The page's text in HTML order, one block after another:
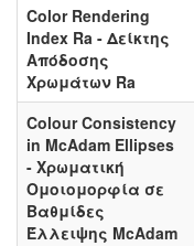
Color Rendering
Index Ra - Δείκτης
Απόδοσης
Χρωμάτων Ra
Colour Consistency
in McAdam Ellipses
- Χρωματική
Ομοιομορφία σε
Βαθμίδες
Έλλειψης McAdam